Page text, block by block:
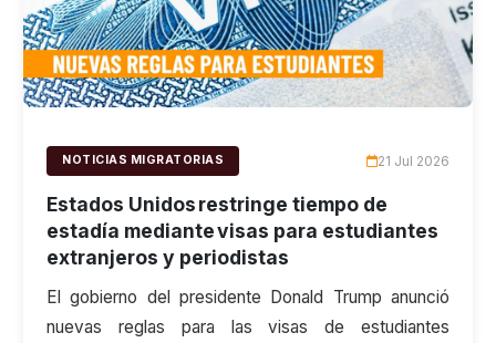
NOTICIAS MIGRATORIAS 21 Jul 2026
Estados Unidos restringe tiempo de
estadía mediante visas para estudiantes
extranjeros y periodistas
El gobierno del presidente Donald Trump anunció
nuevas reglas para las visas de estudiantes